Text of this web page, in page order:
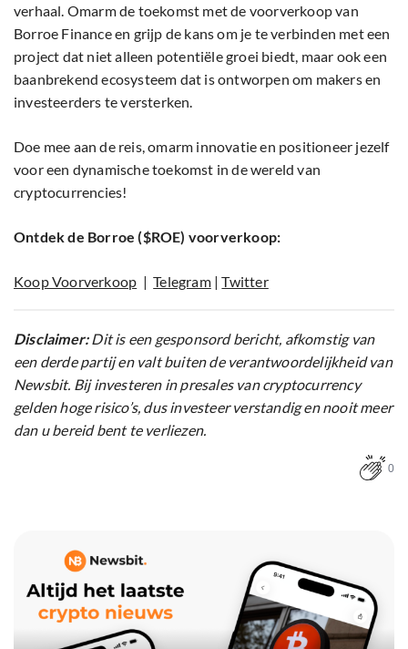
verhaal. Omarm de toekomst met de voorverkoop van
Borroe Finance en grijp de kans om je te verbinden met een
project dat niet alleen potentiële groei biedt, maar ook een
baanbrekend ecosysteem dat is ontworpen om makers en
investeerders te versterken.
Doe mee aan de reis, omarm innovatie en positioneer jezelf
voor een dynamische toekomst in de wereld van
cryptocurrencies!
Ontdek de Borroe ($ROE) voorverkoop:
Koop Voorverkoop |Telegram|Twitter
Disclaimer:Dit is een gesponsord bericht, afkomstig van
een derde partij en valt buiten de verantwoordelijkheid van
Newsbit. Bij investeren in presales van cryptocurrency
gelden hoge risico’s, dus investeer verstandig en nooit meer
dan u bereid bent te verliezen.
0